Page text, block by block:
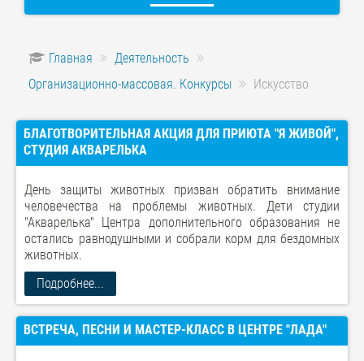
Главная
Деятельность
Организационно-массовая. Конкурсы
Искусство
БЛАГОТВОРИТЕЛЬНАЯ АКЦИЯ ДЛЯ ПРИЮТА "Я ЖИВОЙ",
СТУДИЯ АКВАРЕЛЬКА
День защиты животных призван обратить внимание
человечества на проблемы животных. Дети студии
"Акварелька" Центра дополнительного образования не
остались равнодушными и собрали корм для бездомных
животных.
Подробнее...
ВСТРЕЧА, ПЕСНИ И МАСТЕР-КЛАСС В ЦЕНТРЕ "ЛАДА"